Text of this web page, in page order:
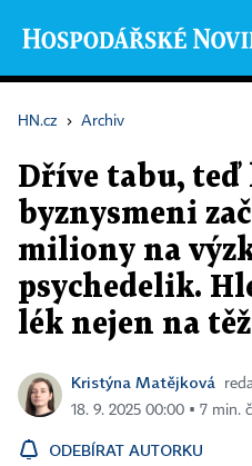
HN.cz › Archiv
Dříve tabu, teď
byznysmeni
miliony na
psychedelik.
lék nejen na
Kristýna Matějková
18. 9. 2025 00:00 ▪ 7 min.
ODEBÍRAT AUTORKU